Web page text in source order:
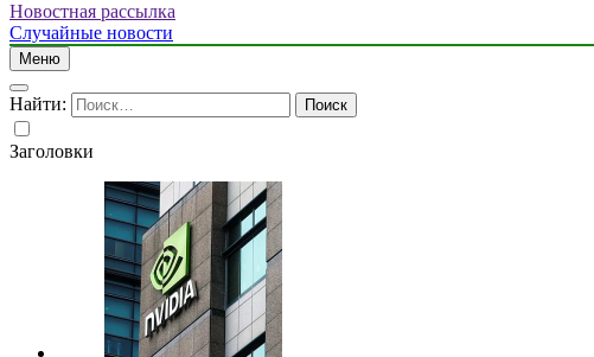
Новостная рассылка
Случайные новости
Меню
Найти:
Заголовки